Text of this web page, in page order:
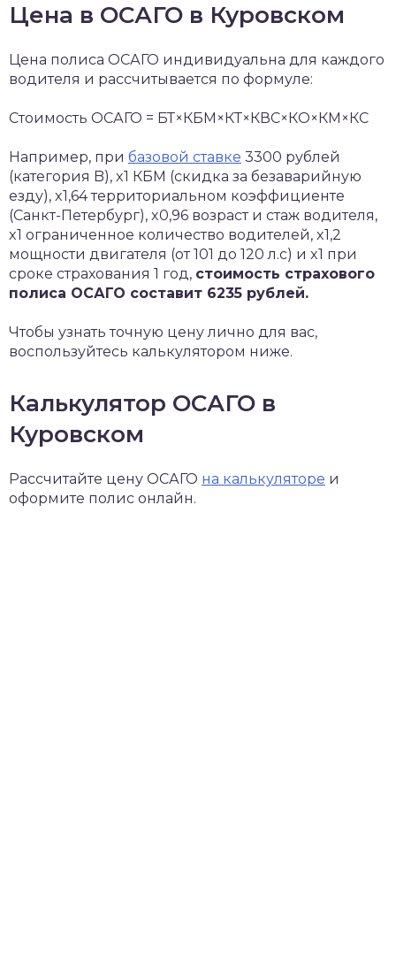
Цена в ОСАГО в Куровском
Цена полиса ОСАГО индивидуальна для каждого
водителя и рассчитывается по формуле:
Стоимость ОСАГО = БТ×КБМ×КТ×КВС×КО×КМ×КС
Например, при базовой ставке 3300 рублей
(категория B), x1 КБМ (скидка за безаварийную
езду), x1,64 территориальном коэффициенте
(Санкт-Петербург), x0,96 возраст и стаж водителя,
x1 ограниченное количество водителей, x1,2
мощности двигателя (от 101 до 120 л.с) и x1 при
сроке страхования 1 год, стоимость страхового
полиса ОСАГО составит 6235 рублей.
Чтобы узнать точную цену лично для вас,
воспользуйтесь калькулятором ниже.
Калькулятор ОСАГО в
Куровском
Рассчитайте цену ОСАГО на калькуляторе и
оформите полис онлайн.